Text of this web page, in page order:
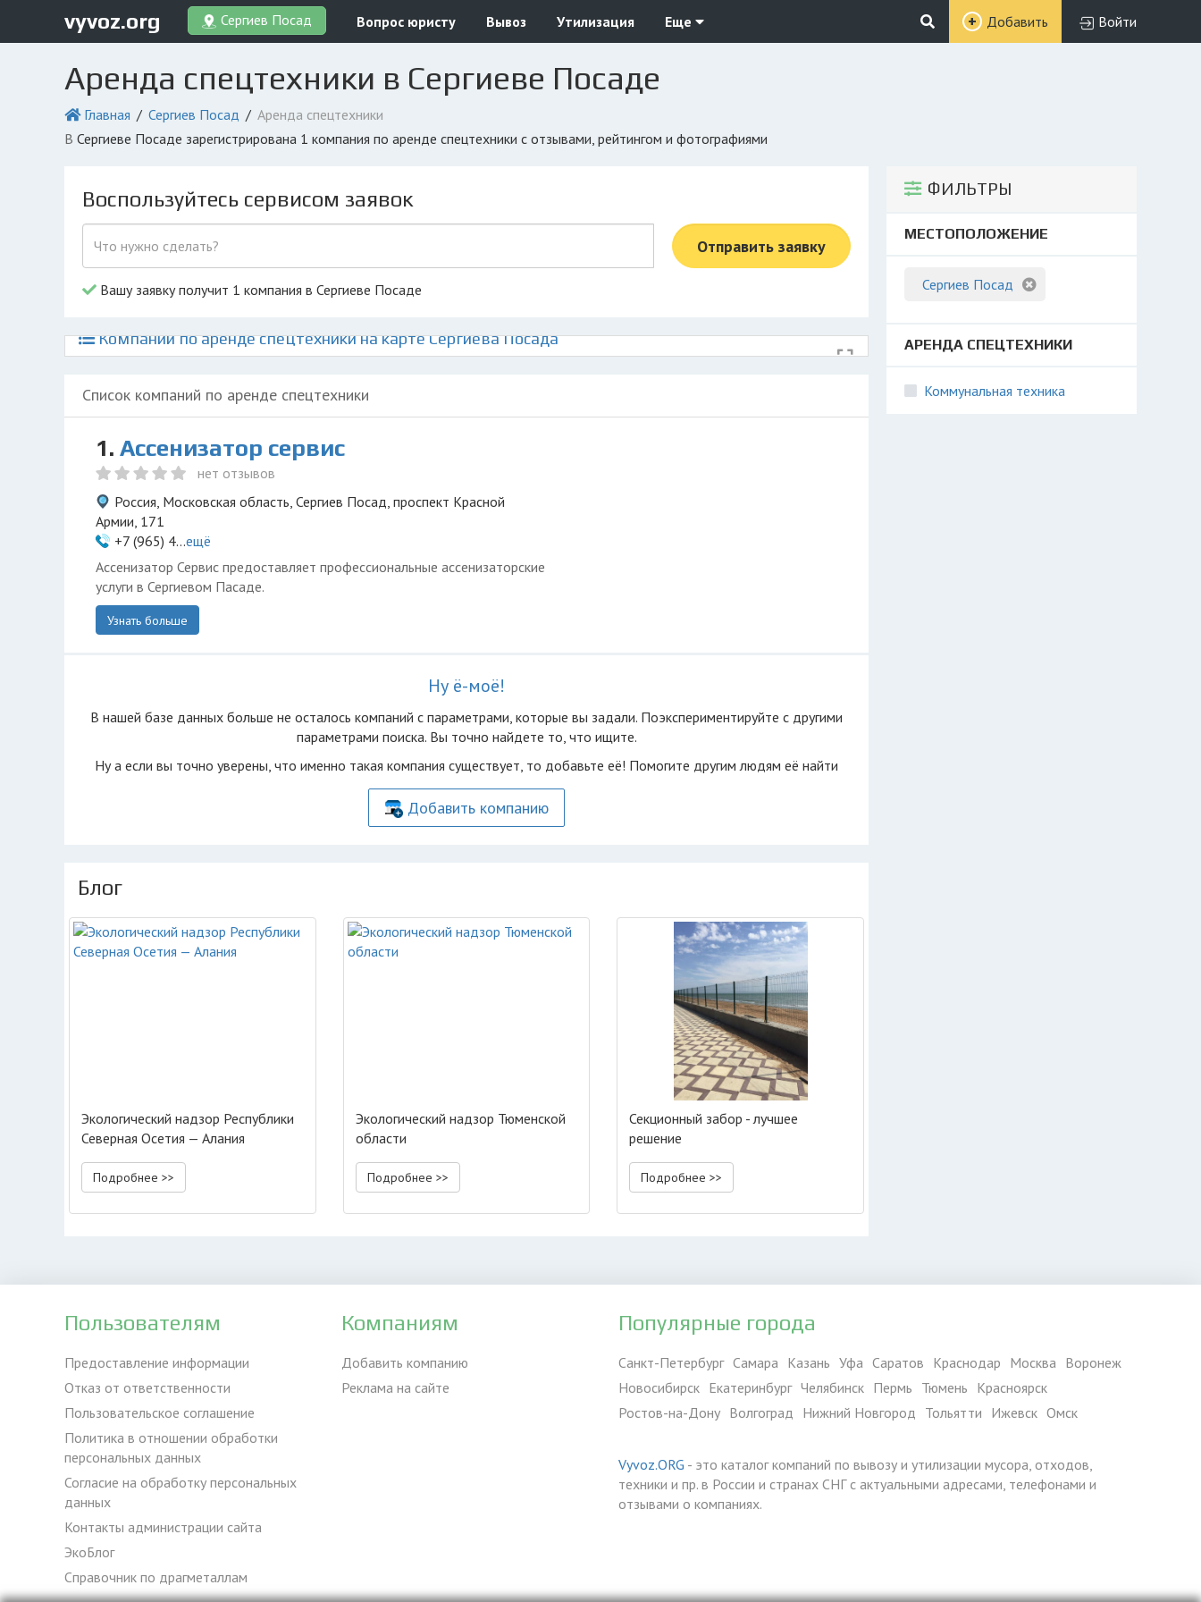
vyvoz.org Сергиев Посад Вопрос юристу Вывоз Утилизация Еще Добавить Войти
Аренда спецтехники в Сергиеве Посаде
Главная Сергиев Посад
Аренда спецтехники
в Сергиеве Посаде зарегистрирована 1 компания по аренде спецтехники с отзывами, рейтингом и фотографиями
ФИЛЬТРЫ
МЕСТОПОЛОЖЕНИЕ
Сергиев Посад
АРЕНДА СПЕЦТЕХНИКИ
Коммунальная техника
Воспользуйтесь сервисом заявок
Отправить заявку
Вашу заявку получит 1 компания в Сергиеве Посаде
Компании по аренде спецтехники на карте Сергиева Посада
Список компаний по аренде спецтехники
1. Ассенизатор сервис
нет отзывов
Россия, Московская область, Сергиев Посад, проспект Красной
Армии, 171
+7 (965) 4...ещё
Ассенизатор Сервис предоставляет профессиональные ассенизаторские
услуги в Сергиевом Пасаде.
Узнать больше
Ну ё-моё!
В нашей базе данных больше не осталоcь компаний с параметрами, которые вы задали. Поэкспериментируйте с другими
параметрами поиска. Вы точно найдете то, что ищите.
Ну а если вы точно уверены, что именно такая компания существует, то добавьте её! Помогите другим людям её найти
Добавить компанию
Блог
Экологический надзор Республики
Северная Осетия — Алания
Подробнее >>
Экологический надзор Тюменской
области
Подробнее >>
Секционный забор - лучшее
решение
Подробнее >>
Пользователям
Предоставление информации
Отказ от ответственности
Пользовательское соглашение
Политика в отношении обработки
персональных данных
Согласие на обработку персональных
данных
Контакты администрации сайта
ЭкоБлог
Справочник по драгметаллам
Компаниям
Добавить компанию
Реклама на сайте
Популярные города
Санкт-Петербург Самара Казань Уфа Саратов Краснодар Москва Воронеж
Новосибирск Екатеринбург Челябинск Пермь Тюмень Красноярск
Ростов-на-Дону Волгоград Нижний Новгород Тольятти Ижевск Омск
Vyvoz.ORG - это каталог компаний по вывозу и утилизации мусора, отходов,
техники и пр. в России и странах СНГ с актуальными адресами, телефонами и
отзывами о компаниях.